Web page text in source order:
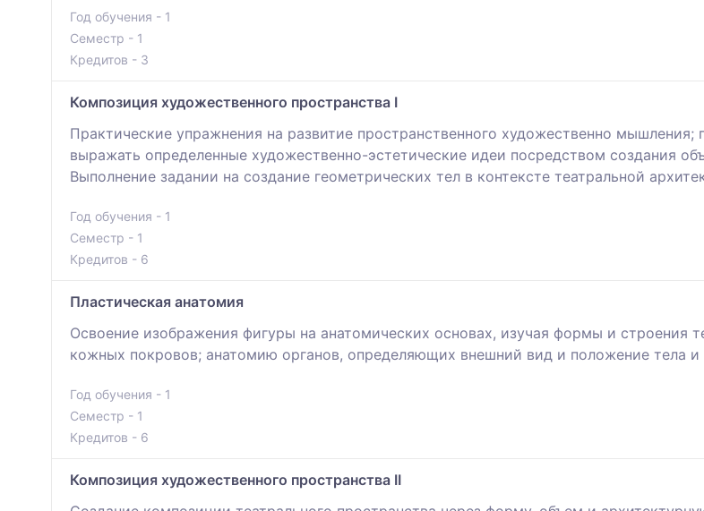
Год обучения - 1
Семестр - 1
Кредитов - 3
Композиция художественного пространства I
Практические упражнения на развитие пространственного художественно
выражать определенные художественно-эстетические идеи посредством создания
Выполнение задании на создание геометрических тел в контексте театральной
Год обучения - 1
Семестр - 1
Кредитов - 6
Пластическая анатомия
Освоение изображения фигуры на анатомических основах, изучая формы и строения
кожных покровов; анатомию органов, определяющих внешний вид и положение тела и
Год обучения - 1
Семестр - 1
Кредитов - 6
Композиция художественного пространства II